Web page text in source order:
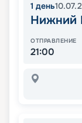
1 день
Нижний
ОТПРАВЛЕНИЕ
21:00